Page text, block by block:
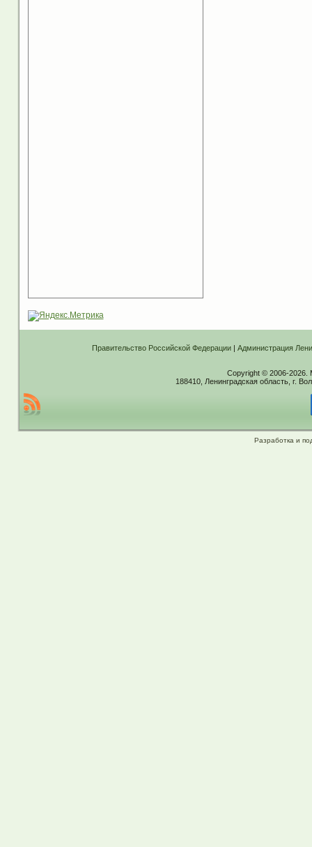
Правительство Российской Федерации| Администрация
Copyright © 2006-2026.
188410, Ленинградская область, г.
Разработка и